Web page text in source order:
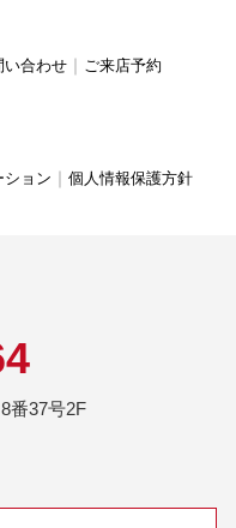
い合わせ ご来店予約
ション 個人情報保護方針
番37号2F